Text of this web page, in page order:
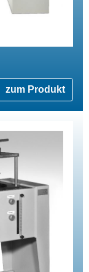
zum Produkt